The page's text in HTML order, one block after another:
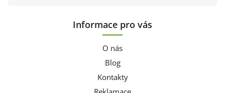
Informace pro vás
O nás
Blog
Kontakty